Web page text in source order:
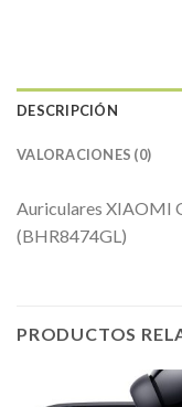
DESCRIPCIÓN
VALORACIONES (0)
Auriculares XIAOMI
(BHR8474GL)
PRODUCTOS